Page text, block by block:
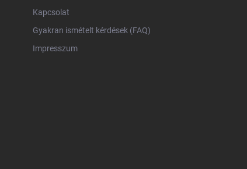
Kapcsolat
Gyakran ismételt kérdések (FAQ)
Impresszum